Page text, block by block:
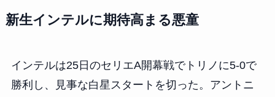
新生インテルに期待高まる悪童
インテルは25日のセリエA開幕戦でトリノに5-0で
勝利し、見事な白星スタートを切った。アントニ